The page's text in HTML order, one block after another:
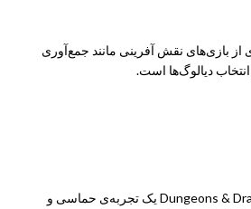
از بازی‌های نقش آفرینی مانند جمع‌آوری
دیالوگ‌ها است.
بازی Dungeons & Dragons: Dark Alliance یک تجربه‌ی حماسی و